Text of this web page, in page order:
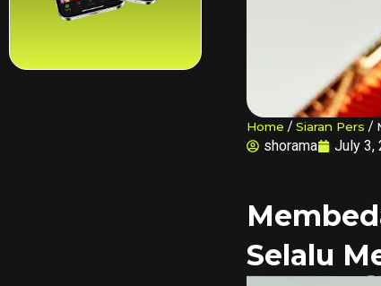
Home / Siaran Pers /
shorama
July 3,
Selalu